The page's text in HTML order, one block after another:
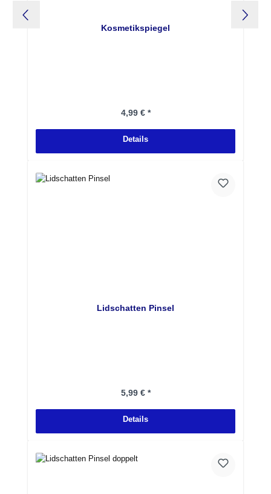
Kosmetikspiegel
Regulärer Preis:
4,99 € *
Details
Lidschatten Pinsel
Regulärer Preis:
5,99 € *
Details